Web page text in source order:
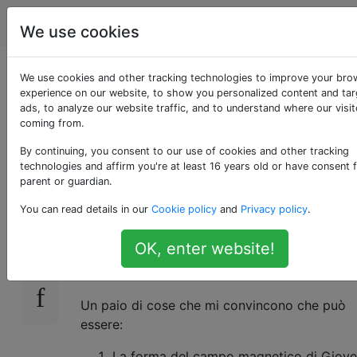
Astronomia
Il magnetismo può
sfuggire a un buco
nero?
9
Conosco la luce e praticamente solo la
gravità può sfuggire a un buco nero. La mia
domanda è: il magnetismo può sfuggire a un
buco nero?
Un paio di cose che mi convincono che può
essere:
We use cookies
We use cookies and other tracking technologies to improve your
experience on our website, to show you personalized content and
ads, to analyze our website traffic, and to understand where our
coming from.
By continuing, you consent to our use of cookies and other tracking
technologies and affirm you're at least 16 years old or have consent
parent or guardian.
You can read details in our Cookie policy and Privacy policy.
OK, enter website!